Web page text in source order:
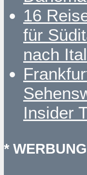
16
für
nach
Insider
* WERBUNG